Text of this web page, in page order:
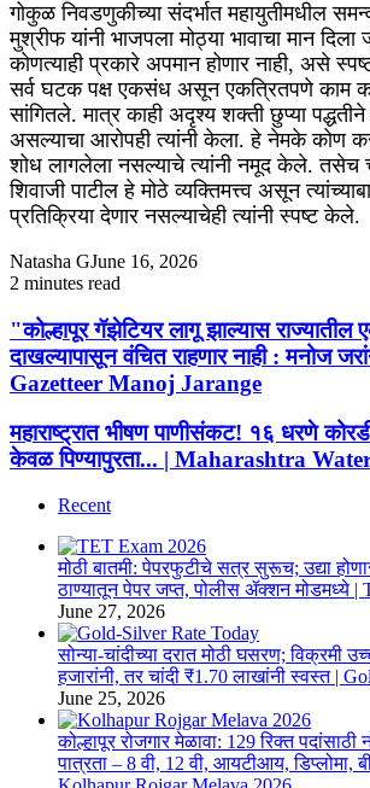
गोकुळ निवडणुकीच्या संदर्भात महायुतीमधील
मुश्रीफ यांनी भाजपला मोठ्या भावाचा मान दिला
कोणत्याही प्रकारे अपमान होणार नाही, असे
सर्व घटक पक्ष एकसंध असून एकत्रितपणे काम
सांगितले. मात्र काही अदृश्य शक्ती छुप्या
असल्याचा आरोपही त्यांनी केला. हे नेमके कोण
शोध लागलेला नसल्याचे त्यांनी नमूद केले.
शिवाजी पाटील हे मोठे व्यक्तिमत्त्व असून
प्रतिक्रिया देणार नसल्याचेही त्यांनी स्पष्ट केले.
Natasha GJune 16, 2026
2 minutes read
"कोल्हापूर
गॅझेटियर
लागू
झाल्यास
एकही
मराठा
दाखल्यापासून
राहणार
जरांगे"
Kolhapur
Gazetteer
Manoj
Jarange
"कोल्हापूर गॅझेटियर लागू झाल्यास राज्यातील
दाखल्यापासून वंचित राहणार नाही : मनोज
Gazetteer Manoj Jarange
महाराष्ट्रात
भीषण
पाणीसंकट!
धरणे
उरलेला
पिण्यापुरता...
Maharashtra
महाराष्ट्रात भीषण पाणीसंकट! १६ धरणे
केवळ पिण्यापुरता... | Maharashtra
Recent
मोठी बातमी: पेपरफुटीचे सत्र सुरूच; उद्या होणारी
ठाण्यातून पेपर जप्त, पोलीस ॲक्शन मोडमध्ये |
June 27, 2026
सोन्या-चांदीच्या दरात मोठी घसरण; विक्रमी
हजारांनी, तर चांदी ₹1.70 लाखांनी स्वस्त |
June 25, 2026
कोल्हापूर रोजगार मेळावा: 129 रिक्त पदांसाठी
पात्रता – 8 वी, 12 वी, आयटीआय, डिप्लोमा,